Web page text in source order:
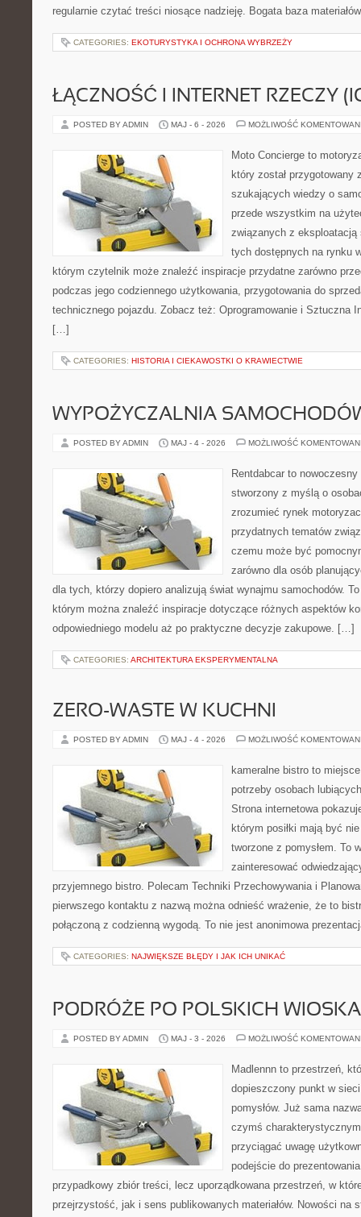
regularnie czytać treści niosące nadzieję. Bogata baza
CATEGORIES: EKOTURYSTYKA I OCHRONA WYBRZEŻY
ŁĄCZNOŚĆ I INTERNET RZECZY
POSTED BY ADMIN MAJ - 6 - 2026 MOŻLIWOŚĆ
Moto Concierge to
który został przygotowany
szukających wiedzy o
przede wszystkim na
związanych z eksploatacją
tych dostępnych na rynku
którym czytelnik może znaleźć inspiracje przydatne zarówno
podczas jego codziennego użytkowania, przygotowania do
technicznego pojazdu. Zobacz też: Oprogramowanie i Sztuczna
[…]
CATEGORIES: HISTORIA I CIEKAWOSTKI O KRAWIECTWIE
WYPOŻYCZALNIA
POSTED BY ADMIN MAJ - 4 - 2026 MOŻLIWOŚĆ
Rentdabcar to
stworzony z myślą o
zrozumieć rynek
przydatnych tematów
czemu może być
zarówno dla osób
dla tych, którzy dopiero analizują świat wynajmu samochodów.
którym można znaleźć inspiracje dotyczące różnych aspektów
odpowiedniego modelu aż po praktyczne decyzje zakupowe. […]
CATEGORIES: ARCHITEKTURA EKSPERYMENTALNA
ZERO-WASTE W KUCHNI
POSTED BY ADMIN MAJ - 4 - 2026 MOŻLIWOŚĆ
kameralne bistro to
potrzeby osobach
Strona internetowa
którym posiłki mają być
tworzone z pomysłem. To
zainteresować
przyjemnego bistro. Polecam Techniki Przechowywania i
pierwszego kontaktu z nazwą można odnieść wrażenie, że to
połączoną z codzienną wygodą. To nie jest anonimowa
CATEGORIES: NAJWIĘKSZE BŁĘDY I JAK ICH UNIKAĆ
PODRÓŻE PO POLSKICH
POSTED BY ADMIN MAJ - 3 - 2026 MOŻLIWOŚĆ
Madlennn to przestrzeń,
dopieszczony punkt w
pomysłów. Już sama
czymś
przyciągać uwagę
podejście do
przypadkowy zbiór treści, lecz uporządkowana przestrzeń, w
przejrzystość, jak i sens publikowanych materiałów. Nowości na